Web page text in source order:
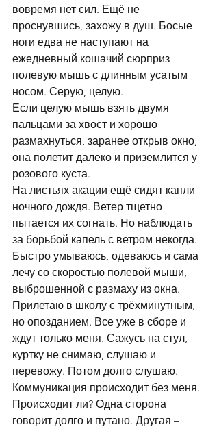
вовремя нет сил. Ещё не
проснувшись, захожу в душ. Босые
ноги едва не наступают на
ежедневный кошачий сюрприз –
полевую мышь с длинным усатым
носом. Серую, целую.
Если целую мышь взять двумя
пальцами за хвост и хорошо
размахнуться, заранее открыв окно,
она полетит далеко и приземлится у
розового куста.
На листьях акации ещё сидят капли
ночного дождя. Ветер тщетно
пытается их согнать. Но наблюдать
за борьбой капель с ветром некогда.
Быстро умываюсь, одеваюсь и сама
лечу со скоростью полевой мыши,
выброшенной с размаху из окна.
Прилетаю в школу с трёхминутным,
но опозданием. Все уже в сборе и
ждут только меня. Сажусь на стул,
куртку не снимаю, слушаю и
перевожу. Потом долго слушаю.
Коммуникация происходит без меня.
Происходит ли? Одна сторона
говорит долго и путано. Другая –